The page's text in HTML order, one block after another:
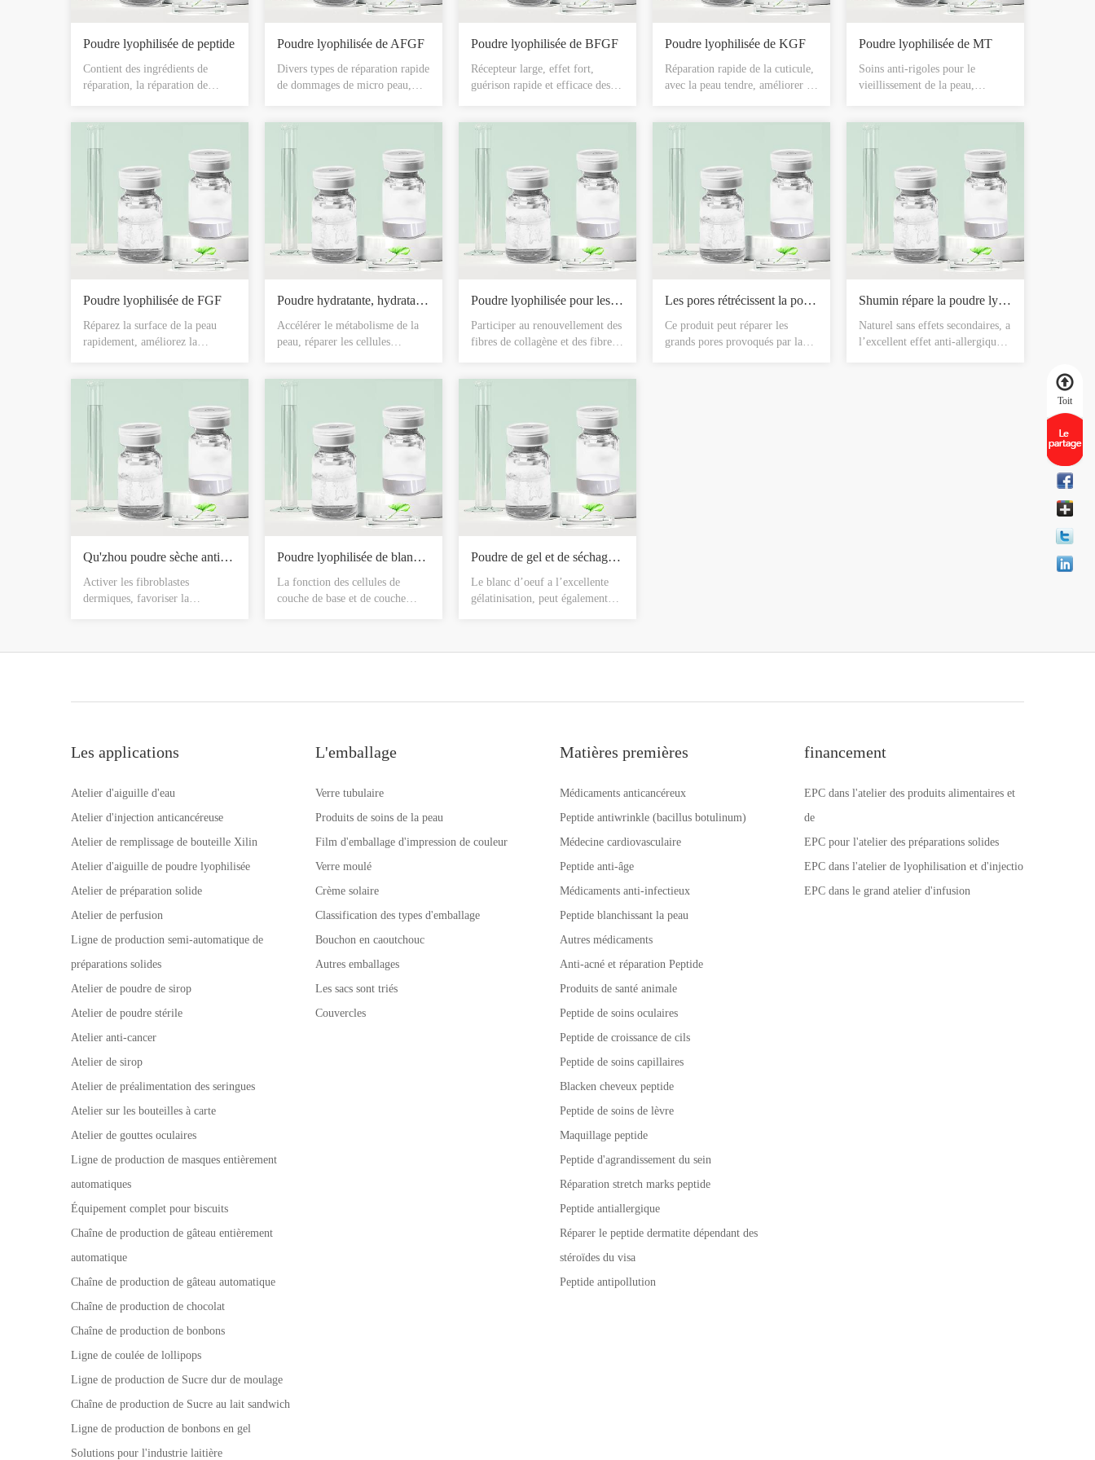
Poudre lyophilisée de peptide
Contient des ingrédients de
réparation, la réparation de
lumière à travers le fond du
muscle, le composant de fusée de
l’intérieur à l’extérieur de la
purification source, du fond du
muscle, frais, contient élément
de vitalité petite molécule ,
injection fraîche en direct jeunes.
Poudre lyophilisée de AFGF
Divers types de réparation rapide
de dommages de micro peau,
peau, trois lignes, blanchit la
lèvre, lavez pour changer le
sourcil, tache, enlever la taupe,
double paupière, et toute autre
réparation cosmétique de trauma,
particulièrement après que la
réparation de peau ait effet
évident, enlever et lisser les
Poudre lyophilisée de BFGF
Récepteur large, effet fort,
guérison rapide et efficace des
réparation rapide, remplacement
de la peau vieillissante, anti-
rides, anti-vieillissement peut
remplacer les cellules
vieillissantes, avec une forte
capacité de lissage des rides.
Poudre lyophilisée de KGF
Réparation rapide de la cuticule,
avec la peau tendre, améliorer la
forme normale des follicules
pileux, prévenir les follicules
pileux encombrants. Empêcher
la formation de la soie de sang
rouge de peau, réparer la soie
rouge de sang, enlever et réparer
toutes sortes de cicatrices.
Poudre lyophilisée de MT
Soins anti-rigoles pour le
vieillissement de la peau,
de la peau, blanchissement de la
peau et de toutes sortes de taches
de couleur.
Poudre lyophilisée de FGF
Réparez la surface de la peau
rapidement, améliorez la
restaurent la vitalité cellulaire,
améliorent les dommages de la
peau et les phénomènes fragiles,
utilisés pour réparer la peau,
préviennent les cicatrices,
hydratent, blanchissent et
éclaircissent la peau.
Poudre hydratante, hydratante et lyophilisée
Accélérer le métabolisme de la
peau, réparer les cellules
croissance des fibroblastes de
base peut remplacer les cellules
vieillissantes, anti-rides anti-
vieillissement, a un rôle
important dans le lissage des
rides.
Poudre lyophilisée pour les yeux
Participer au renouvellement des
fibres de collagène et des fibres
les rides autour des yeux,
prévenir la détérioration des
tissus oculaires, réduire
l’approfondissement des rides
oculaires, et éliminer l’œdème.
Les pores rétrécissent la poudre lyophilisée
Ce produit peut réparer les
grands pores provoqués par la
Shumin répare la poudre lyophilisée
Naturel sans effets secondaires, a
l’excellent effet anti-allergique
Qu'zhou poudre sèche antirouille et lyophilisée
Activer les fibroblastes
dermiques, favoriser la
lymphatiques, les nerfs et les
tissus accessoires de peau pour
Poudre lyophilisée de blanchiment d'eau douce
La fonction des cellules de
couche de base et de couche
enlèvent la peau jaune foncé,
revenir à la lumière blanche vive
Poudre de gel et de séchage de la peau protéique
Le blanc d’oeuf a l’excellente
gélatinisation, peut également
de sorte qu’il peut préserver son
activité biologique pendant une
Toit
Les applications
Atelier d'aiguille d'eau
Atelier d'injection anticancéreuse
Atelier de remplissage de bouteille Xilin
Atelier d'aiguille de poudre lyophilisée
Atelier de préparation solide
Atelier de perfusion
Ligne de production semi-automatique de
préparations solides
Atelier de poudre de sirop
Atelier de poudre stérile
Atelier anti-cancer
Atelier de sirop
Atelier de préalimentation des seringues
Atelier sur les bouteilles à carte
Atelier de gouttes oculaires
Ligne de production de masques entièrement
automatiques
Équipement complet pour biscuits
Chaîne de production de gâteau entièrement
automatique
Chaîne de production de gâteau automatique
Chaîne de production de chocolat
Chaîne de production de bonbons
Ligne de coulée de lollipops
Ligne de production de Sucre dur de moulage
Chaîne de production de Sucre au lait sandwich
Ligne de production de bonbons en gel
Solutions pour l'industrie laitière
L'emballage
Verre tubulaire
Produits de soins de la peau
Film d'emballage d'impression de couleur
Verre moulé
Crème solaire
Classification des types d'emballage
Bouchon en caoutchouc
Autres emballages
Les sacs sont triés
Couvercles
Matières premières
Médicaments anticancéreux
Peptide antiwrinkle (bacillus botulinum)
Médecine cardiovasculaire
Peptide anti-âge
Médicaments anti-infectieux
Peptide blanchissant la peau
Autres médicaments
Anti-acné et réparation Peptide
Produits de santé animale
Peptide de soins oculaires
Peptide de croissance de cils
Peptide de soins capillaires
Blacken cheveux peptide
Peptide de soins de lèvre
Maquillage peptide
Peptide d'agrandissement du sein
Réparation stretch marks peptide
Peptide antiallergique
Réparer le peptide dermatite dépendant des
stéroïdes du visa
Peptide antipollution
financement
EPC dans l'atelier des produits alimentaires et
de
EPC pour l'atelier des préparations solides
EPC dans l'atelier de lyophilisation et d'injectio
EPC dans le grand atelier d'infusion